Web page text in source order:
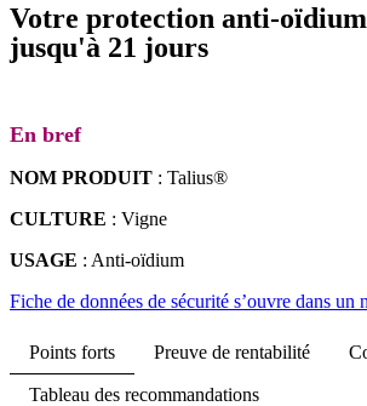
Votre protection anti-
jusqu'à 21 jours
En bref
NOM PRODUIT : Talius®
CULTURE : Vigne
USAGE : Anti-oïdium
Fiche de données de sécurité s’ouvre dans un
Points forts Preuve de rentabilité
Tableau des recommandations